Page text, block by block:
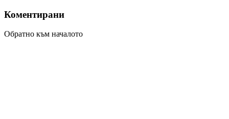
Коментирани
Обратно към началото